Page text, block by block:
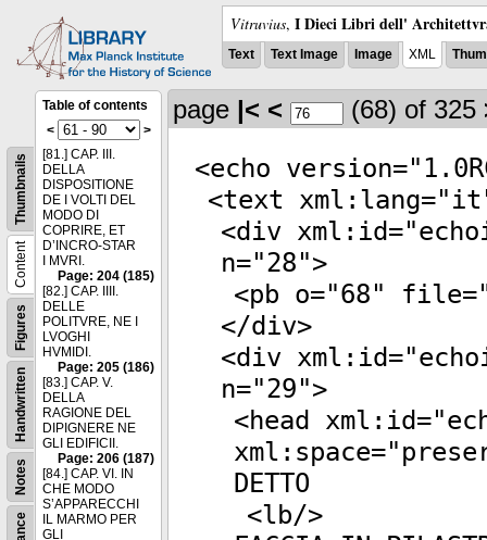
Vitruvius, I Dieci Libri dell'
Text Text Image Image XML
Notes
Handwritten
Figures
Content
Thumbnails
Table of contents
<
>
[81.] CAP. III.
DELLA
DISPOSITIONE
DE I VOLTI DEL
MODO DI
COPRIRE, ET
D’INCRO-STAR
I MVRI.
Page: 204 (185)
[82.] CAP. IIII.
DELLE
POLITVRE, NE I
LVOGHI
HVMIDI.
Page: 205 (186)
[83.] CAP. V.
DELLA
RAGIONE DEL
DIPIGNERE NE
GLI EDIFICII.
Page: 206 (187)
[84.] CAP. VI. IN
CHE MODO
S’APPARECCHI
IL MARMO PER
GLI
page |< < (68) of 325
<echo version="
<text xml:lang="it
<div xml:id="
n="28">
<pb o="68" file
</div>
<div xml:id="
n="29">
<head xml:id="
xml:space="
DETTO
<lb/>